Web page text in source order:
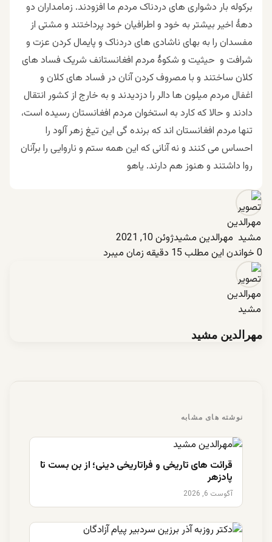
برکوله بار دشواری های دردناک مردم ما افزودند. زمامداران دو
دهۀ اخیر بیشتر به خود و اطرافیان خود پرداختند و مشتی از
مفسدان را به بهای ناشادی های دردناک و پایمال کردن عزت و
شرافت و حیثیت و شکوۀ مردم افغانستانف شریک فساد های
کلان ساختند و با مصروف کردن آنان در فساد های کلان و
اغفال مردم میلون ها دالر را دزدیدند و به خارج از کشور انتقال
دادند و حالا که کارد به استخوان مردم افغانستان رسیده است،
تنها مردم افغانستان اند که برنده گی این تیغ زهر آلود را
احساس می کنند و نه آنانی که این همه ستم و ناروایی را برآنان
روا داشتند و هنوز هم دارند. یاهو
مهرالدین مشیدژوئن 10, 2021
0 خواندن این مطلب 15 دقیقه زمان میبرد
مهرالدین مشید
نوشته های مشابه
قرائت های تاریخی و فراتاریخی دینی؛ از بن بست تا
پادزهر
آگوست 6, 2026